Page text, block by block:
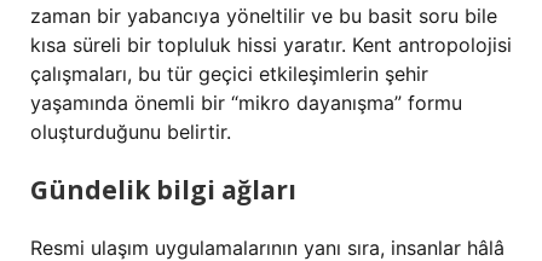
zaman bir yabancıya yöneltilir ve bu basit soru bile
kısa süreli bir topluluk hissi yaratır. Kent antropolojisi
çalışmaları, bu tür geçici etkileşimlerin şehir
yaşamında önemli bir “mikro dayanışma” formu
oluşturduğunu belirtir.
Gündelik bilgi ağları
Resmi ulaşım uygulamalarının yanı sıra, insanlar hâlâ